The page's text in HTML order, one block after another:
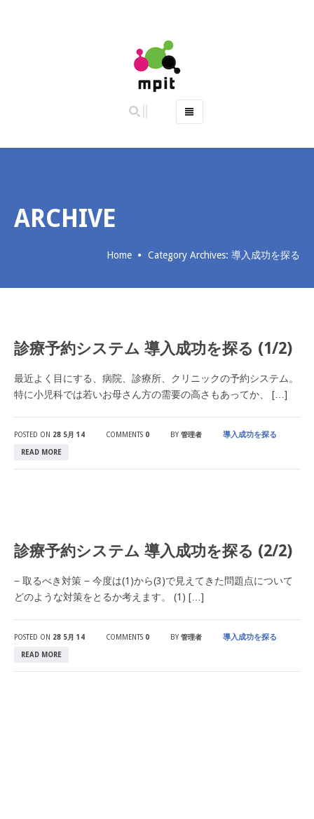
よくある質問
ARCHIVE
Home Category Archives: 導入成功を探る
診療予約システム 導入成功を探る (1/2)
最近よく目にする、病院、診療所、クリニックの予約システム。
特に小児科では若いお母さん方の需要の高さもあってか、 […]
POSTED ON 28 5月 14 COMMENTS 0 BY 管理者 導入成功を探る
READ MORE
診療予約システム 導入成功を探る (2/2)
− 取るべき対策 − 今度は(1)から(3)で見えてきた問題点について
どのような対策をとるか考えます。 (1) […]
POSTED ON 28 5月 14 COMMENTS 0 BY 管理者 導入成功を探る
READ MORE